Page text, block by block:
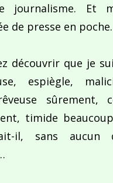
journalisme. Et
de presse en
découvrir que je
espiègle,
sûrement,
timide
il, sans aucun